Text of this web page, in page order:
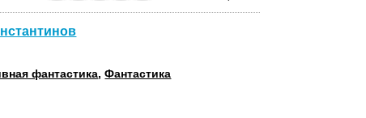
фантастика,Фантастика